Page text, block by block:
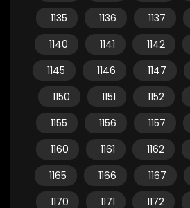
1135
1136 1137
1140
1141 1142
1145
1146 1147
1150
1151 1152
1155
1156 1157
1160
1161 1162
1165
1166 1167
1170
1171 1172